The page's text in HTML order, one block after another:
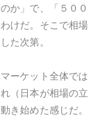
のか」で、「５０
わけだ。そこで相
した次第。
マーケット全体で
れ（日本が相場の
動き始めた感じだ。